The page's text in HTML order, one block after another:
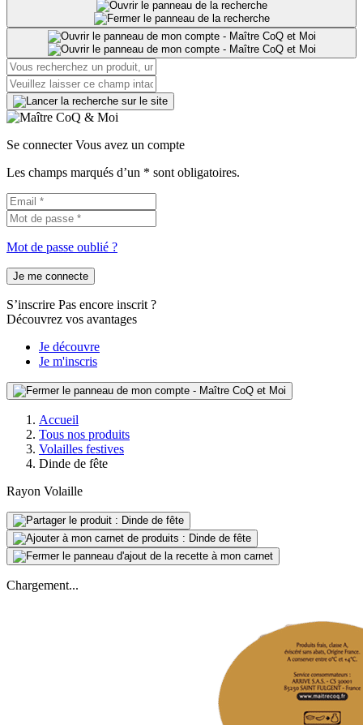
Se connecter Vous avez un compte
Les champs marqués d’un * sont obligatoires.
Mot de passe oublié ?
Je me connecte
S’inscrire Pas encore inscrit ?
Découvrez vos avantages
Je découvre
Je m'inscris
Accueil
Tous nos produits
Volailles festives
Dinde de fête
Rayon Volaille
Chargement...